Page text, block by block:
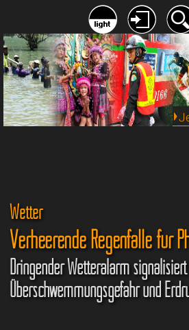
Wetter
Verheerende Regenfälle für
Dringender Wetteralarm signalisiert
Überschwemmungsgefahr und